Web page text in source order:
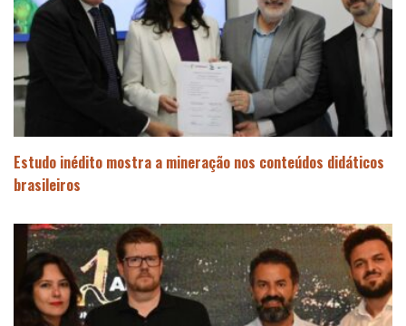
Estudo inédito mostra a mineração nos conteúdos didáticos
brasileiros